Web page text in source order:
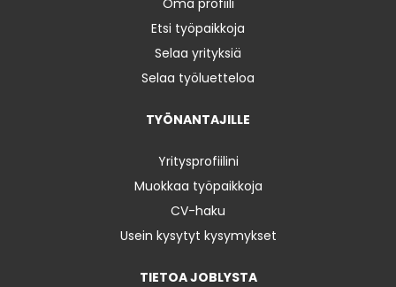
Etsi työpaikkoja
Selaa yrityksiä
Selaa työluetteloa
TYÖNANTAJILLE
Yritysprofiilini
Muokkaa työpaikkoja
CV-haku
Usein kysytyt kysymykset
TIETOA JOBLYSTA